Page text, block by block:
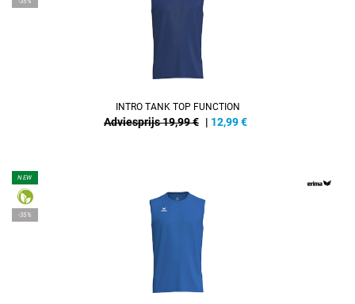
INTRO TANK TOP FUNCTION
Adviesprijs 19,99 € | 12,99€
NEW
-35%